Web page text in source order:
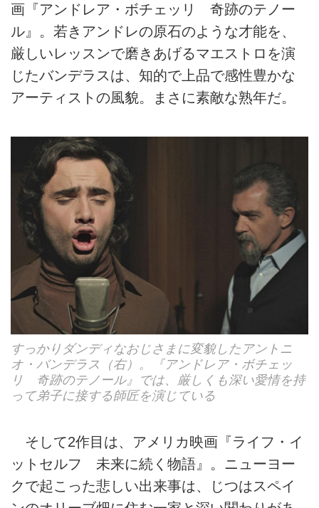
画『アンドレア・ボチェッリ 奇跡のテノー
ル』。若きアンドレの原石のような才能を、
厳しいレッスンで磨きあげるマエストロを演
じたバンデラスは、知的で上品で感性豊かな
アーティストの風貌。まさに素敵な熟年だ。
すっかりダンディなおじさまに変貌したアントニ
オ・バンデラス（右）。『アンドレア・ボチェッ
リ 奇跡のテノール』では、厳しくも深い愛情を持
って弟子に接する師匠を演じている
そして2作目は、アメリカ映画『ライフ・イ
ットセルフ 未来に続く物語』。ニューヨー
クで起こった悲しい出来事は、じつはスペイ